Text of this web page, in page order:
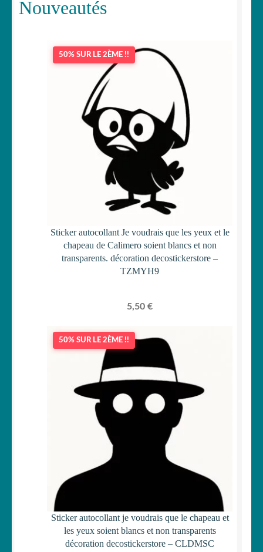
Nouveautés
50% SUR LE 2ÈME !!
Sticker autocollant Je voudrais que les yeux et le
chapeau de Calimero soient blancs et non
transparents. décoration decostickerstore –
TZMYH9
5,50 €
50% SUR LE 2ÈME !!
Sticker autocollant je voudrais que le chapeau et
les yeux soient blancs et non transparents
décoration decostickerstore – CLDMSC